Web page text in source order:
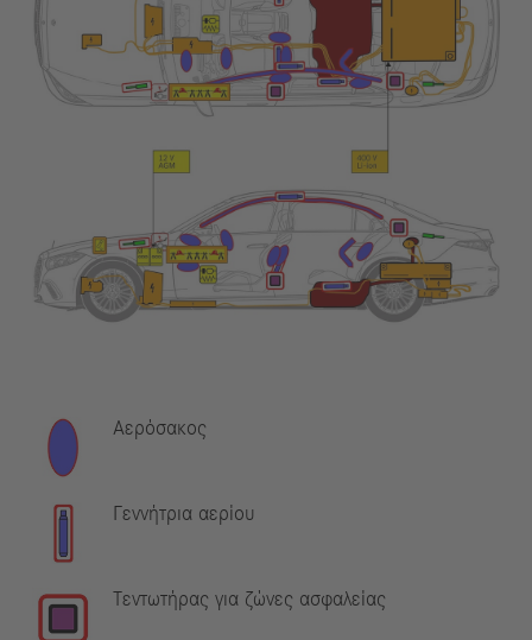
Αερόσακος
Γεννήτρια αερίου
Τεντωτήρας για ζώνες ασφαλείας